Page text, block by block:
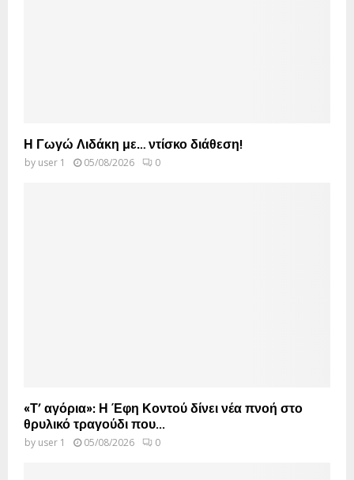
Η Γωγώ Λιδάκη με… ντίσκο διάθεση!
by user 1 05/08/2026 0
«Τ’ αγόρια»: Η Έφη Κοντού δίνει νέα πνοή στο
θρυλικό τραγούδι που...
by user 1 05/08/2026 0